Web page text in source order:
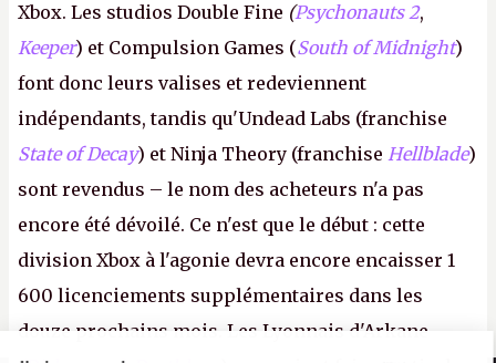
Xbox. Les studios Double Fine (Psychonauts 2,
Keeper) et Compulsion Games (South of Midnight)
font donc leurs valises et redeviennent
indépendants, tandis qu'Undead Labs (franchise
State of Decay) et Ninja Theory (franchise Hellblade)
sont revendus – le nom des acheteurs n'a pas
encore été dévoilé. Ce n'est que le début : cette
division Xbox à l'agonie devra encore encaisser 1
600 licenciements supplémentaires dans les
douze prochains mois. Les Lyonnais d'Arkane